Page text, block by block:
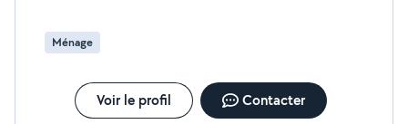
Ménage
Voir le profil Contacter